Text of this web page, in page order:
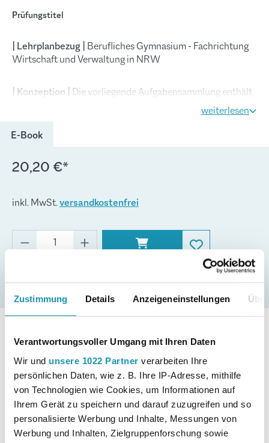
Zustimmung Details Anzeigeneinstellungen
Verantwortungsvoller Umgang mit Ihren Daten
Wir und unsere 1022 Partner verarbeiten Ihre
persönlichen Daten, wie z. B. Ihre IP-Adresse, mithilfe
von Technologien wie Cookies, um Informationen auf
Ihrem Gerät zu speichern und darauf zuzugreifen und so
personalisierte Werbung und Inhalte, Messungen von
Werbung und Inhalten, Zielgruppenforschung sowie
Prüfungstitel
| Lehrplanbezug | Berufliches Gymnasium - Fachrichtung
Wirtschaft und Verwaltung in NRW
| Konzeption | Die vorliegende Aufgabensammlung enthält
auf die neue Prüfungsordnung für das Berufskolleg mit
gymnasialer Oberstufe in Nordrhein-Westfalen
abgestimmte Aufgaben zur Vorbereitung auf das Abitur
entspechend den Abiturvorgaben 2026 ausgewählt
2018 mit CAS.
Neu:Hilfsmittel nur noch MMS (CAS), mit CAS-Bilder als
zusätzliche Erläuterung, zusätzliche Aufgaben zu
Produktionsprozesse) und Stochastik (einseitiger
Hypothesentest).
weiterlesen
E-Book
20,20 €*
inkl. MwSt.versandkostenfrei
Merkur-Nr. 0478-17-DS
Seitenanzahl 272
Format E-Book